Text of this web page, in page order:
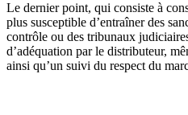
Le dernier point, qui consiste à
plus susceptible d’entraîner des
contrôle ou des tribunaux
d’adéquation par le distributeur,
ainsi qu’un suivi du respect du